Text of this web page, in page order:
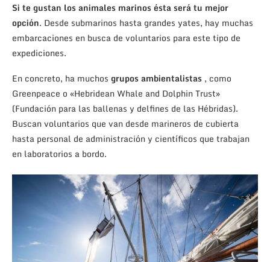
Si te gustan los animales marinos ésta será tu mejor
opción. Desde submarinos hasta grandes yates, hay muchas
embarcaciones en busca de voluntarios para este tipo de
expediciones.
En concreto, ha muchos grupos ambientalistas , como
Greenpeace o «Hebridean Whale and Dolphin Trust»
(Fundación para las ballenas y delfines de las Hébridas).
Buscan voluntarios que van desde marineros de cubierta
hasta personal de administración y científicos que trabajan
en laboratorios a bordo.